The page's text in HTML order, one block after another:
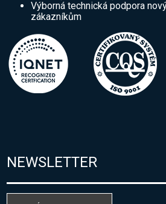
Výborná technická podpora
zákazníkům
NEWSLETTER